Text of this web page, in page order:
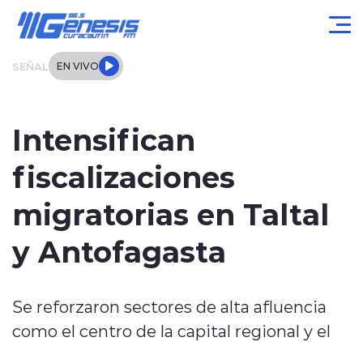
SEÑAL EN VIVO
Regional
Tendencias
Entrevistas
Intensifican
fiscalizaciones
migratorias en Taltal
y Antofagasta
Se reforzaron sectores de alta afluencia
como el centro de la capital regional y el